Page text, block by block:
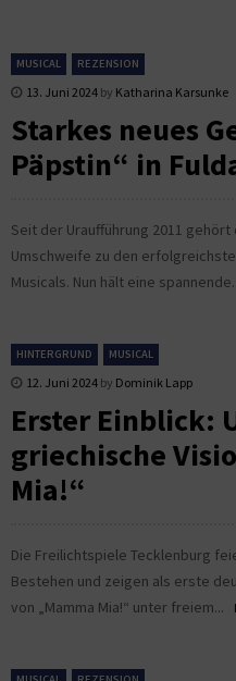
MUSICAL REZENSION
13. Juni 2024 by Katharina Karsunke
Starkes neues
Päpstin“ in
Seit der Uraufführung 2011 gehört
Umschweife zu den
Musicals. Nun hält eine
HINTERGRUND MUSICAL
12. Juni 2024 by Dominik Lapp
Erster Einblick:
griechische
Mia!“
Die Freilichtspiele Tecklenburg
Bestehen und zeigen als erste
von „Mamma Mia!“ unter freiem...